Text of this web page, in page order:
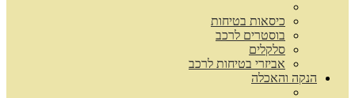
כיסאות בטיחות
בוסטרים לרכב
סלקלים
אביזרי בטיחות לרכב
הנקה והאכלה